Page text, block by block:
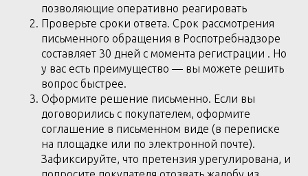
позволяющие оперативно реагировать
Проверьте сроки ответа. Срок рассмотрения
письменного обращения в Роспотребнадзоре
составляет 30 дней с момента регистрации . Но
у вас есть преимущество — вы можете решить
вопрос быстрее.
Оформите решение письменно. Если вы
договорились с покупателем, оформите
соглашение в письменном виде (в переписке
на площадке или по электронной почте).
Зафиксируйте, что претензия урегулирована, и